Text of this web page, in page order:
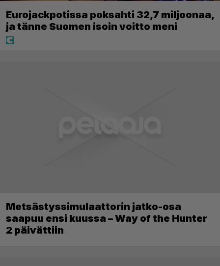
Eurojackpotissa poksahti 32,7 miljoonaa,
ja tänne Suomen isoin voitto meni
Metsästyssimulaattorin jatko-osa
saapuu ensi kuussa – Way of the Hunter
2 päivättiin